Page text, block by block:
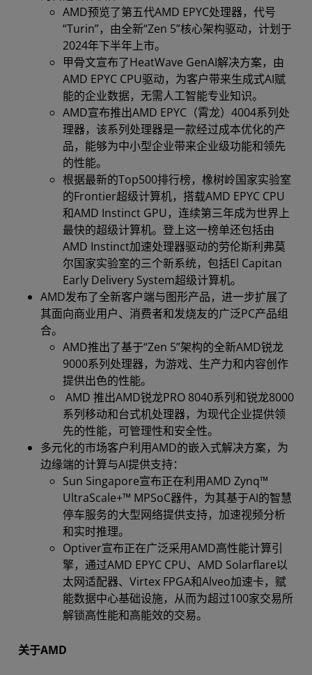
AMD预览了第五代AMD EPYC处理器，代号
“Turin”，由全新“Zen 5”核心架构驱动，计划于
2024年下半年上市。
甲骨文宣布了HeatWave GenAI解决方案，由
AMD EPYC CPU驱动，为客户带来生成式AI赋
能的企业数据，无需人工智能专业知识。
AMD宣布推出AMD EPYC（霄龙）4004系列处
理器，该系列处理器是一款经过成本优化的产
品，能够为中小型企业带来企业级功能和领先
的性能。
根据最新的Top500排行榜，橡树岭国家实验室
的Frontier超级计算机，搭载AMD EPYC CPU
和AMD Instinct GPU，连续第三年成为世界上
最快的超级计算机。登上这一榜单还包括由
AMD Instinct加速处理器驱动的劳伦斯利弗莫
尔国家实验室的三个新系统，包括El Capitan
Early Delivery System超级计算机。
AMD发布了全新客户端与图形产品，进一步扩展了
其面向商业用户、消费者和发烧友的广泛PC产品组
合。
AMD推出了基于“Zen 5”架构的全新AMD锐龙
9000系列处理器，为游戏、生产力和内容创作
提供出色的性能。
AMD 推出AMD锐龙PRO 8040系列和锐龙8000
系列移动和台式机处理器，为现代企业提供领
先的性能，可管理性和安全性。
多元化的市场客户利用AMD的嵌入式解决方案，为
边缘端的计算与AI提供支持：
Sun Singapore宣布正在利用AMD Zynq™
UltraScale+™ MPSoC器件，为其基于AI的智慧
停车服务的大型网络提供支持，加速视频分析
和实时推理。
Optiver宣布正在广泛采用AMD高性能计算引
擎，通过AMD EPYC CPU、AMD Solarflare以
太网适配器、Virtex FPGA和Alveo加速卡，赋
能数据中心基础设施，从而为超过100家交易所
解锁高性能和高能效的交易。
关于AMD